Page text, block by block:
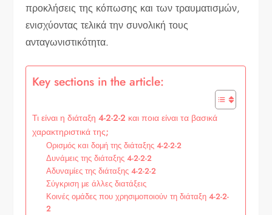
προκλήσεις της κόπωσης και των τραυματισμών,
ενισχύοντας τελικά την συνολική τους
ανταγωνιστικότητα.
Key sections in the article:
Τι είναι η διάταξη 4-2-2-2 και ποια είναι τα βασικά
χαρακτηριστικά της;
Ορισμός και δομή της διάταξης 4-2-2-2
Δυνάμεις της διάταξης 4-2-2-2
Αδυναμίες της διάταξης 4-2-2-2
Σύγκριση με άλλες διατάξεις
Κοινές ομάδες που χρησιμοποιούν τη διάταξη 4-2-2-
2